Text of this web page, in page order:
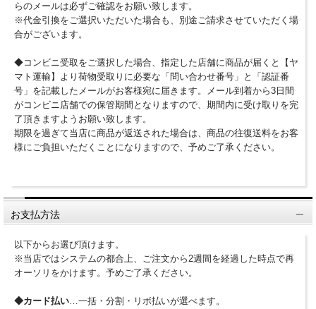
らのメールは必ずご確認をお願い致します。
※代金引換をご選択いただいた場合も、別途ご請求させていただく場
合がございます。
◆コンビニ受取をご選択した場合、指定した店舗に商品が届くと【ヤ
マト運輸】より荷物受取りに必要な「問い合わせ番号」と「認証番
号」を記載したメールがお客様宛に届きます。メール到着から3日間
がコンビニ店舗での保管期間となりますので、期間内に受け取りを完
了頂きますようお願い致します。
期限を過ぎて当店に商品が返送された場合は、商品の往復送料をお客
様にご負担いただくことになりますので、予めご了承ください。
お支払方法
以下からお選び頂けます。
※当店ではシステムの都合上、ご注文から2週間を経過した時点で再
オーソリをかけます。予めご了承ください。
◆カード払い…一括・分割・リボ払いが選べます。